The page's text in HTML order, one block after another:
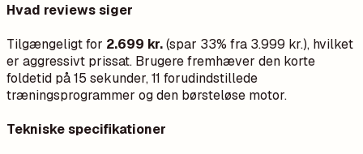
Hvad reviews siger
Tilgængeligt for 2.699 kr.(spar 33% fra 3.999 kr.), hvilket
er aggressivt prissat. Brugere fremhæver den korte
foldetid på 15 sekunder, 11 forudindstillede
træningsprogrammer og den børsteløse motor.
Tekniske specifikationer